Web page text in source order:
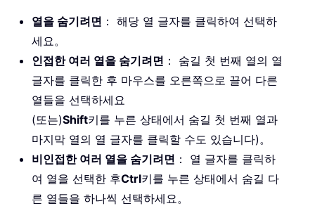
열을 숨기려면 ： 해당 열 글자를 클릭하여 선택하
세요。
인접한 여러 열을 숨기려면 ： 숨길 첫 번째 열의 열
글자를 클릭한 후 마우스를 오른쪽으로 끌어 다른
열들을 선택하세요
(또는)Shift키를 누른 상태에서 숨길 첫 번째 열과
마지막 열의 열 글자를 클릭할 수도 있습니다)。
비인접한 여러 열을 숨기려면 ： 열 글자를 클릭하
여 열을 선택한 후Ctrl키를 누른 상태에서 숨길 다
른 열들을 하나씩 선택하세요。